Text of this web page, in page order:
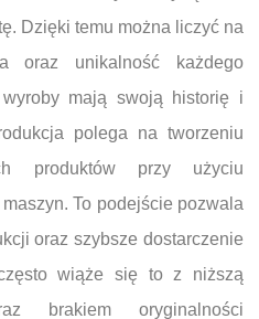
Dzięki temu można liczyć na
oraz unikalność każdego
mają swoją historię i
polega na tworzeniu
produktów przy użyciu
To podejście pozwala
oraz szybsze dostarczenie
wiąże się to z niższą
brakiem oryginalności